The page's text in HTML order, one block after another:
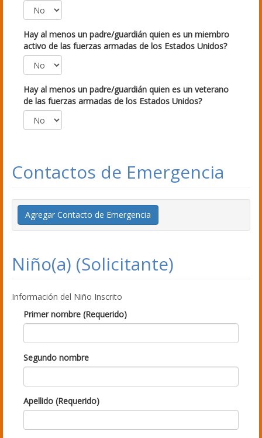
Hay al menos un padre/guardián quien es un miembro
activo de las fuerzas armadas de los Estados Unidos?
Hay al menos un padre/guardián quien es un veterano
de las fuerzas armadas de los Estados Unidos?
Contactos de Emergencia
Agregar Contacto de Emergencia
Niño(a) (Solicitante)
Información del Niño Inscrito
Primer nombre (Requerido)
Segundo nombre
Apellido (Requerido)